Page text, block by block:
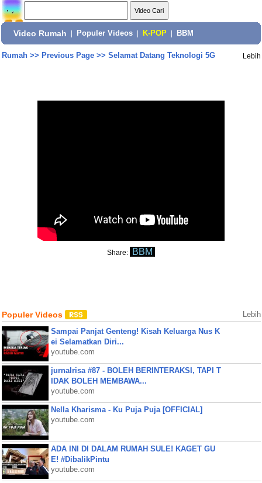
Video Rumah Populer Videos K-POP BBM
Rumah>> Previous Page>> Selamat Datang Teknologi 5G Lebih
Share: BBM
Populer Videos Lebih
Sampai Panjat Genteng! Kisah Keluarga Nus K
ei Selamatkan Diri...
youtube.com
jurnalrisa #87 - BOLEH BERINTERAKSI, TAPI T
IDAK BOLEH MEMBAWA...
youtube.com
Nella Kharisma - Ku Puja Puja [OFFICIAL]
youtube.com
ADA INI DI DALAM RUMAH SULE! KAGET GU
E! #DibalikPintu
youtube.com